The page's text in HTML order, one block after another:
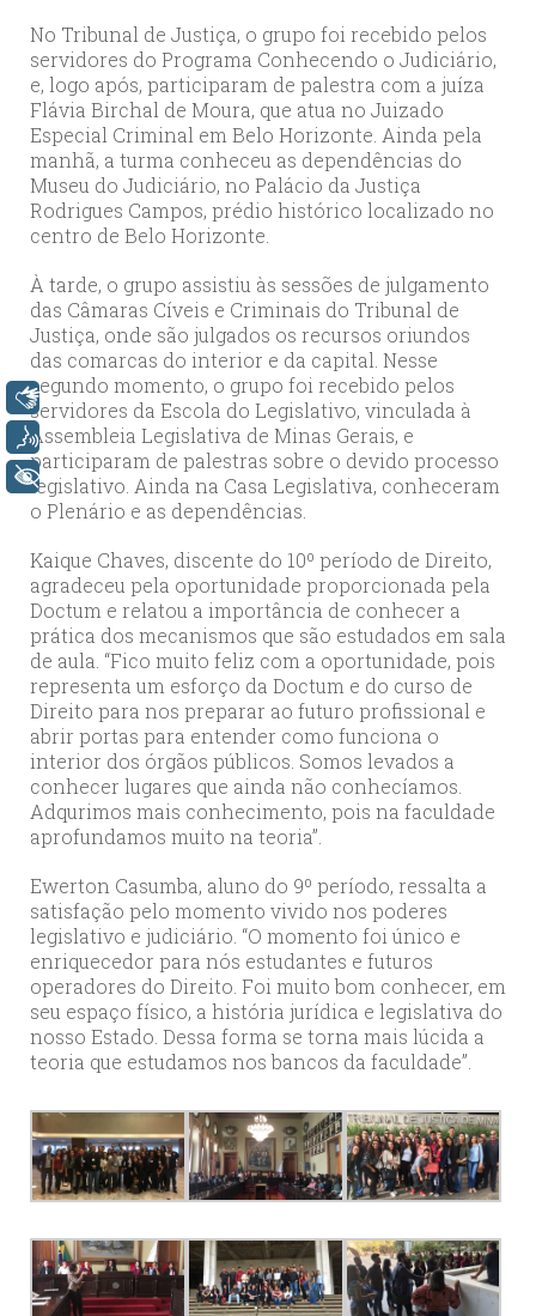
No Tribunal de Justiça, o grupo foi recebido pelos
servidores do Programa Conhecendo o Judiciário,
e, logo após, participaram de palestra com a juíza
Flávia Birchal de Moura, que atua no Juizado
Especial Criminal em Belo Horizonte. Ainda pela
manhã, a turma conheceu as dependências do
Museu do Judiciário, no Palácio da Justiça
Rodrigues Campos, prédio histórico localizado no
centro de Belo Horizonte.
À tarde, o grupo assistiu às sessões de julgamento
das Câmaras Cíveis e Criminais do Tribunal de
Justiça, onde são julgados os recursos oriundos
das comarcas do interior e da capital. Nesse
segundo momento, o grupo foi recebido pelos
servidores da Escola do Legislativo, vinculada à
Assembleia Legislativa de Minas Gerais, e
participaram de palestras sobre o devido processo
legislativo. Ainda na Casa Legislativa, conheceram
o Plenário e as dependências.
Kaique Chaves, discente do 10º período de Direito,
agradeceu pela oportunidade proporcionada pela
Doctum e relatou a importância de conhecer a
prática dos mecanismos que são estudados em sala
de aula. “Fico muito feliz com a oportunidade, pois
representa um esforço da Doctum e do curso de
Direito para nos preparar ao futuro profissional e
abrir portas para entender como funciona o
interior dos órgãos públicos. Somos levados a
conhecer lugares que ainda não conhecíamos.
Adqurimos mais conhecimento, pois na faculdade
aprofundamos muito na teoria”.
Ewerton Casumba, aluno do 9º período, ressalta a
satisfação pelo momento vivido nos poderes
legislativo e judiciário. “O momento foi único e
enriquecedor para nós estudantes e futuros
operadores do Direito. Foi muito bom conhecer, em
seu espaço físico, a história jurídica e legislativa do
nosso Estado. Dessa forma se torna mais lúcida a
teoria que estudamos nos bancos da faculdade”.
Libras
Voz
+ Acessibilidade